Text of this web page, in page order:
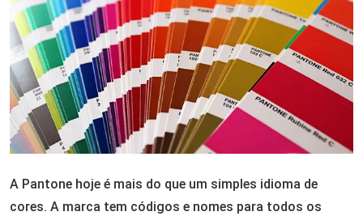
A Pantone hoje é mais do que um simples idioma de
cores. A marca tem códigos e nomes para todos os